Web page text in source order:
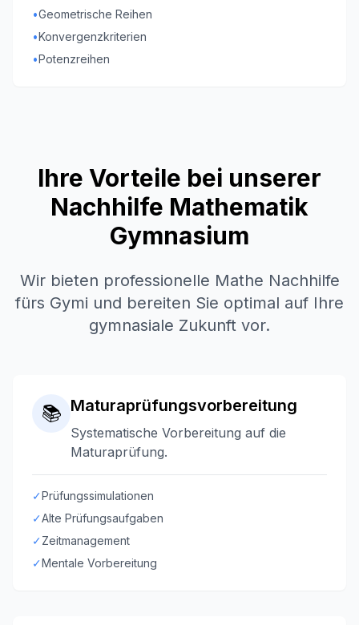
•Geometrische Reihen
•Konvergenzkriterien
•Potenzreihen
Ihre Vorteile bei unserer
Nachhilfe Mathematik
Gymnasium
Wir bieten professionelle Mathe Nachhilfe
fürs Gymi und bereiten Sie optimal auf Ihre
gymnasiale Zukunft vor.
📚 Maturaprüfungsvorbereitung
Systematische Vorbereitung auf die
Maturaprüfung.
✓Prüfungssimulationen
✓Alte Prüfungsaufgaben
✓Zeitmanagement
✓Mentale Vorbereitung